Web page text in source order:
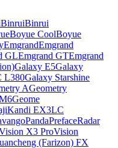
BinruiBinrui
Boyue CoolBoyue
EmgrandEmgrand
GLEmgrand GTEmgrand
Galaxy E5Galaxy
L380Galaxy Starshine
AGeometry
Geome
Kandi EX3LC
PandaPrefaceRadar
X3 ProVision
(Farizon) FX